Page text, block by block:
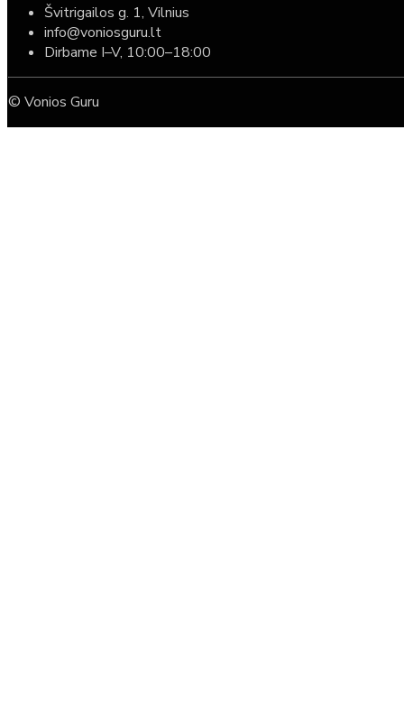
Švitrigailos g. 1, Vilnius
info@voniosguru.lt
Dirbame I–V, 10:00–18:00
© Vonios Guru